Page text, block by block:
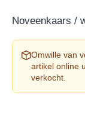
Noveenkaars /
Omwille van
artikel online
verkocht.